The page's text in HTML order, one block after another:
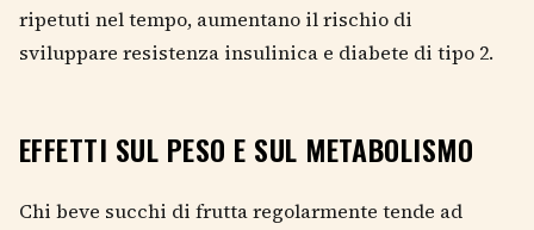
ripetuti nel tempo, aumentano il rischio di
sviluppare resistenza insulinica e diabete di tipo 2.
EFFETTI SUL PESO E SUL METABOLISMO
Chi beve succhi di frutta regolarmente tende ad